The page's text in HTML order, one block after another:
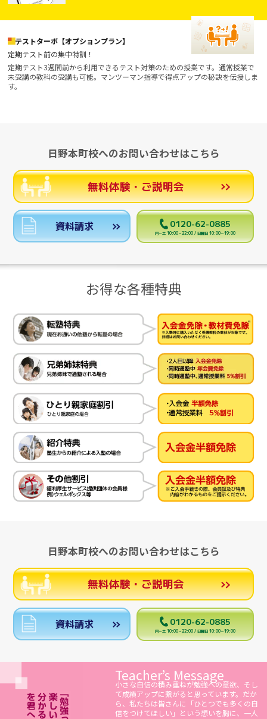
テストターボ【オプションプラン】
定期テスト前の集中特訓！
定期テスト3週間前から利用できるテスト対策のための授業です。通常授業で
未受講の教科の受講も可能。マンツーマン指導で得点アップの秘訣を伝授しま
す。
日野本町校へのお問い合わせはこちら
無料体験・ご説明会
資料請求 0120-62-0885
月～土 10:00～22:00 / 日曜日 10:00～19:00
お得な各種特典
日野本町校へのお問い合わせはこちら
無料体験・ご説明会
資料請求 0120-62-0885
月～土 10:00～22:00 / 日曜日 10:00～19:00
Teacher’s Message
小さな自信の積み重ねが勉強への意欲、そし
て成績アップに繋がると思っています。だか
ら、私たちは皆さんに「ひとつでも多くの自
信をつけてほしい」という想いを胸に、一人